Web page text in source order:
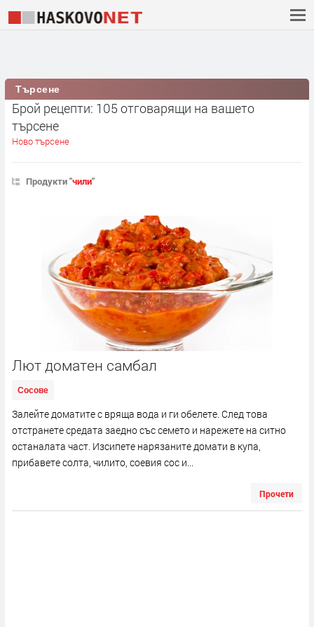
Търсене
Брой рецепти: 105 отговарящи на вашето
търсене
Ново търсене
Продукти "чили"
Лют доматен самбал
Сосове
Залейте доматите с вряща вода и ги обелете. След това
отстранете средата заедно със семето и нарежете на ситно
останалата част. Изсипете нарязаните домати в купа,
прибавете солта, чилито, соевия сос и...
Прочети